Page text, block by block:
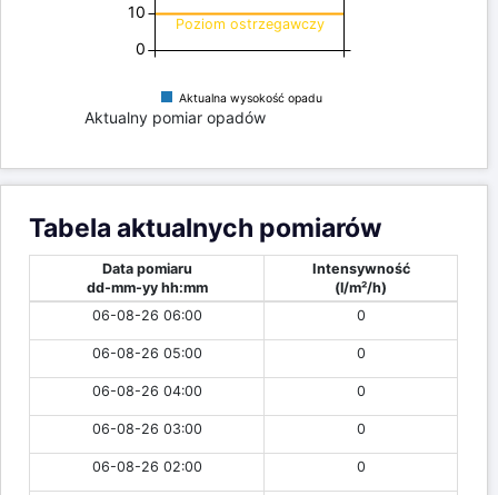
Poziom ostrzegawczy
0
10
Aktualna wysokość opadu
Aktualny pomiar opadów
Tabela aktualnych pomiarów
Data pomiaru
dd-mm-yy hh:mm
Intensywność
(l/m²/h)
06-08-26 06:00
0
06-08-26 05:00 0
06-08-26 04:00 0
06-08-26 03:00 0
06-08-26 02:00 0